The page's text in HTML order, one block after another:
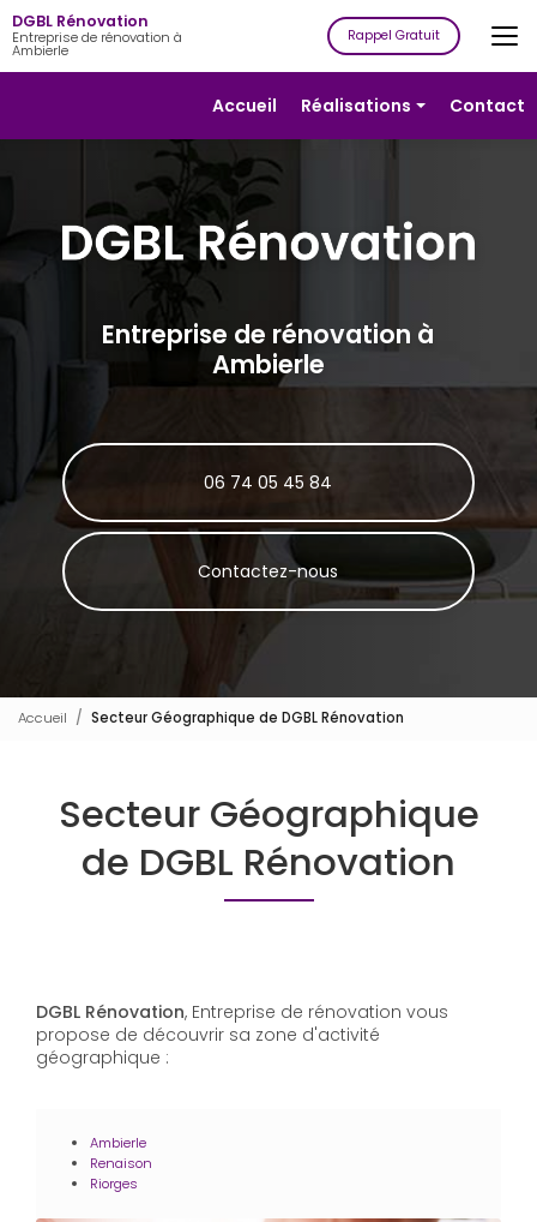
Aller
au
contenu
principal
Accueil
Réalisations
Plâtrerie
Revêtement
de sols
de murs
Contact
DGBL Rénovation
Entreprise de rénovation à
Ambierle
Rappel Gratuit
Entreprise de rénovation à
Ambierle
06 74 05 45 84
Contactez-nous
Accueil Secteur Géographique de DGBL Rénovation
Secteur Géographique
de DGBL Rénovation
DGBL Rénovation, Entreprise de rénovation vous
propose de découvrir sa zone d'activité
géographique :
Ambierle
Renaison
Riorges